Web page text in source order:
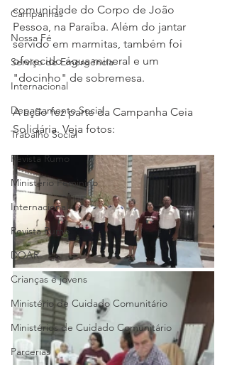
Campanhas
Nossa Fé
Serviço de Emergência
Internacional
Departamento Social
Trabalho Social
Revista Rumo
Ministério Feminino
Internacional
Revista Rumo
DOAR
Crianças e jovens
Ministério de Cuidado Comunitário
Ministérios de Cuidado Comunitário
Parcerias
comunidade do Corpo de João
Pessoa, na Paraíba. Além do jantar
servido em marmitas, também foi
oferecido água mineral e um
"docinho" de sobremesa.
A ação fez parte da Campanha Ceia
Solidária. Veja fotos: